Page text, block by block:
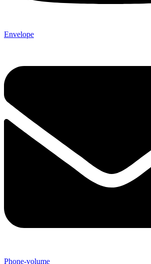
Envelope
Phone-volume